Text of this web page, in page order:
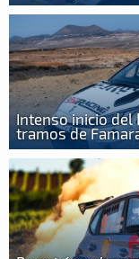
Intenso inicio del
tramos de